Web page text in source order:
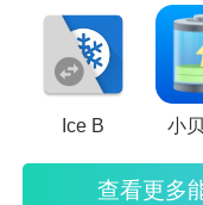
软件攻略
1. 定期使用一键优
的续航效果。
Ice B 小
查看更多